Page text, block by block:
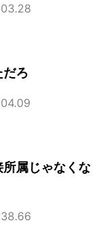
だろ
属じゃなくな